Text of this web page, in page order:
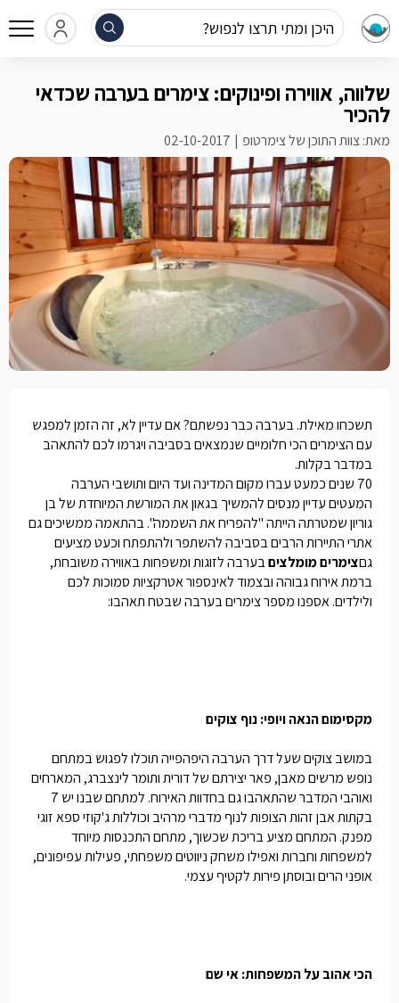
היכן ומתי תרצו לנפוש?
שלווה, אווירה ופינוקים: צימרים בערבה שכדאי
להכיר
מאת: צוות התוכן של צימרטופ 02-10-2017
תשכחו מאילת. בערבה כבר נפשתם? אם עדיין לא, זה הזמן למפגש
עם הצימרים הכי חלומיים שנמצאים בסביבה ויגרמו לכם להתאהב
במדבר בקלות.
70 שנים כמעט עברו מקום המדינה ועד היום ותושבי הערבה
המעטים עדיין מנסים להמשיך בגאון את המורשת המיוחדת של בן
גוריון שמטרתה הייתה "להפריח את השממה". בהתאמה ממשיכים גם
אתרי התיירות הרבים בסביבה להשתפר ולהתפתח וכעט מציעים
גםצימרים מומלציםבערבה לזוגות ומשפחות באווירה משובחת,
ברמת אירוח גבוהה ובצמוד לאינספור אטרקציות סמוכות לכם
ולילדים. אספנו מספר צימרים בערבה שבטח תאהבו:
מקסימום הנאה ויופי: נוף צוקים
במושב צוקים שעל דרך הערבה היפהפייה תוכלו לפגוש במתחם
נופש מרשים מאבן, פאר יצירתם של דורית ותומר לינצברג, המארחים
ואוהבי המדבר שהתאהבו גם בחדוות האירוח. למתחם שבנו יש 7
בקתות אבן זהות הצופות לנוף מדברי מרהיב וכוללות ג'קוזי ספא זוגי
מפנק. המתחם מציע בריכת שכשוך, מתחם התכנסות מיוחד
למשפחות וחברות ואפילו משחק ניווטים משפחתי, פעילות עפיפונים,
אופני הרים ובוסתן פירות לקטיף עצמי.
הכי אהוב על המשפחות: אי שם